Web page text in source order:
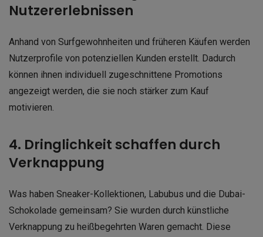
Nutzererlebnissen
Anhand von Surfgewohnheiten und früheren Käufen werden
Nutzerprofile von potenziellen Kunden erstellt. Dadurch
können ihnen individuell zugeschnittene Promotions
angezeigt werden, die sie noch stärker zum Kauf
motivieren.
4. Dringlichkeit schaffen durch
Verknappung
Was haben Sneaker-Kollektionen, Labubus und die Dubai-
Schokolade gemeinsam? Sie wurden durch künstliche
Verknappung zu heißbegehrten Waren gemacht. Diese